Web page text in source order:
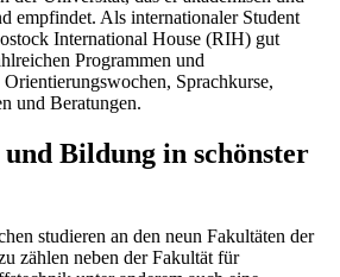
empfindet. Als internationaler Student
International House (RIH) gut
Programmen und
Sprachkurse,
und Beratungen.
Bildung in schönster
studieren an den neun Fakultäten der
zählen neben der Fakultät für